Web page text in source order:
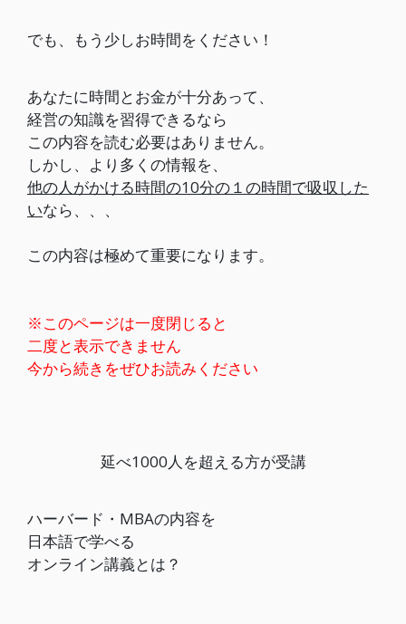
でも、もう少しお時間をください！
あなたに時間とお金が十分あって、
経営の知識を習得できるなら
この内容を読む必要はありません。
しかし、より多くの情報を、
他の人がかける時間の10分の１の時間で吸収した
いなら、、、
この内容は極めて重要になります。
※このページは一度閉じると
二度と表示できません
今から続きをぜひお読みください
延べ1000人を超える方が受講
ハーバード・MBAの内容を
日本語で学べる
オンライン講義とは？